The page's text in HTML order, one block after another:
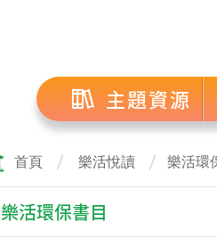
主題資源
首頁 樂活悅讀 樂活環
樂活環保書目